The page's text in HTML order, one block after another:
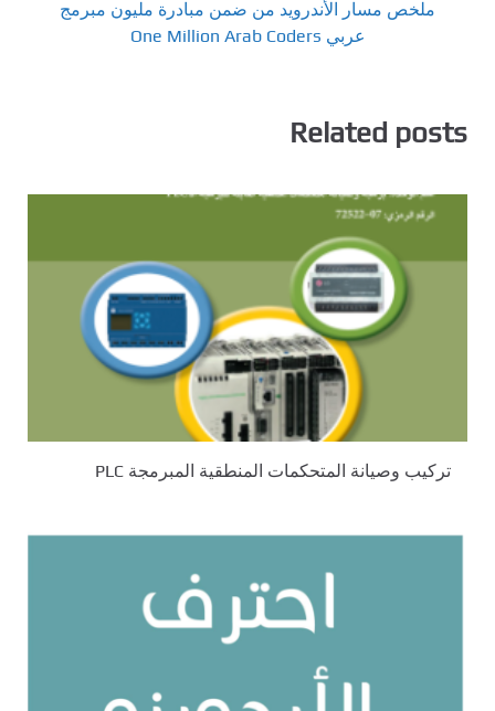
ملخص مسار الأندرويد من ضمن مبادرة مليون مبرمج
عربي One Million Arab Coders
Related posts
تركيب وصيانة المتحكمات المنطقية المبرمجة PLC